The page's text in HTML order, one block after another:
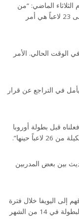
بعد هزيمة فريقه أمام ألمانيا 2-1 يوم الثلاثاء الماضي: “من
الغريب للغاية عدم الاختيار من 26 لاعباً. العودة إلى 23 لاعباً هي أمر
الوقت الحالي. الأمر
في التراجع عن قرار
قبل بطولة أوروبا
بين بعض المدربين
إلى اليويفا خلال فترة
تنتهي في السابع من يونيو)، إذ تنطلق منافسات البطولة في 14 من الشهر